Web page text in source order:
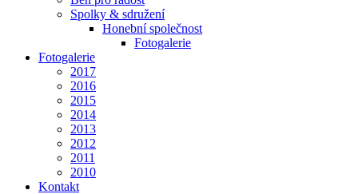
Spolky & sdružení
Honební společnost
Fotogalerie
Fotogalerie
2017
2016
2015
2014
2013
2012
2011
2010
Kontakt